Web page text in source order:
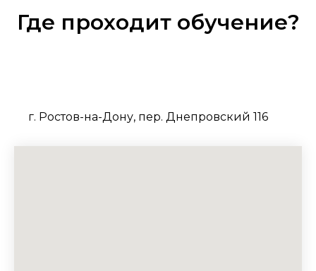
Где проходит обучение?
г. Ростов-на-Дону, пер. Днепровский 116